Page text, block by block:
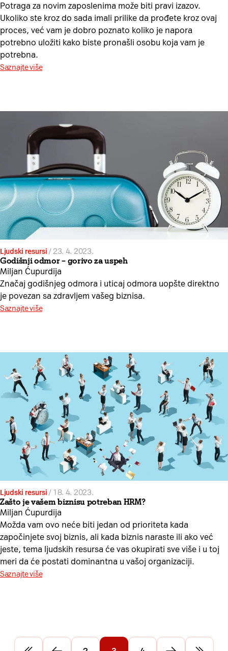
Potraga za novim zaposlenima može biti pravi izazov.
Ukoliko ste kroz do sada imali prilike da prođete kroz ovaj
proces, već vam je dobro poznato koliko je napora
potrebno uložiti kako biste pronašli osobu koja vam je
potrebna.
Saznajte više
Ljudski resursi /23. 4. 2023.
Godišnji odmor – gorivo za uspeh
Miljan Ćupurdija
Značaj godišnjeg odmora i uticaj odmora uopšte direktno
je povezan sa zdravljem vašeg biznisa.
Saznajte više
Ljudski resursi / 18. 4. 2023.
Zašto je vašem biznisu potreban HRM?
Miljan Ćupurdija
Možda vam ovo neće biti jedan od prioriteta kada
započinjete svoj biznis, ali kada biznis naraste ili ako već
jeste, tema ljudskih resursa će vas okupirati sve više i u toj
meri da će postati dominantna u vašoj organizaciji.
Saznajte više